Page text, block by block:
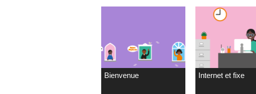
Bienvenue Internet et fixe